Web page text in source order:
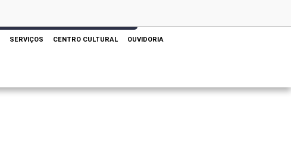
SERVIÇOS CENTRO CULTURAL OUVIDORIA